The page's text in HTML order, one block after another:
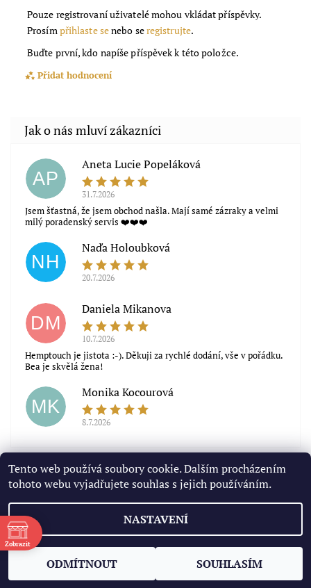
Pouze registrovaní uživatelé mohou vkládat příspěvky.
Prosímpřihlaste senebo seregistrujte.
Buďte první, kdo napíše příspěvek k této položce.
Přidat hodnocení
AP
Aneta Lucie Popeláková
31.7.2026
Jsem šťastná, že jsem obchod našla. Mají samé zázraky a velmi
milý poradenský servis ❤️❤️❤️
NH
Naďa Holoubková
20.7.2026
DM
Daniela Mikanova
10.7.2026
Hemptouch je jistota :-). Děkuji za rychlé dodání, vše v pořádku.
Bea je skvělá žena!
MK
Monika Kocourová
8.7.2026
Zobrazit další hodnocení
2026 © Gravitas, všechna práva vyhrazena
cookies
Zobrazit
Tento web používá soubory cookie. Dalším procházením
tohoto webu vyjadřujete souhlas s jejich používáním.
NASTAVENÍ
ODMÍTNOUT SOUHLASÍM